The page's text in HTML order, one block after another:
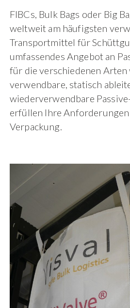
FIBCs, Bulk Bags oder Big
weltweit am häufigsten
Transportmittel für
umfassendes Angebot an
für die verschiedenen Arten
verwendbare, statisch
wiederverwendbare
erfüllen Ihre Anforderungen
Verpackung.